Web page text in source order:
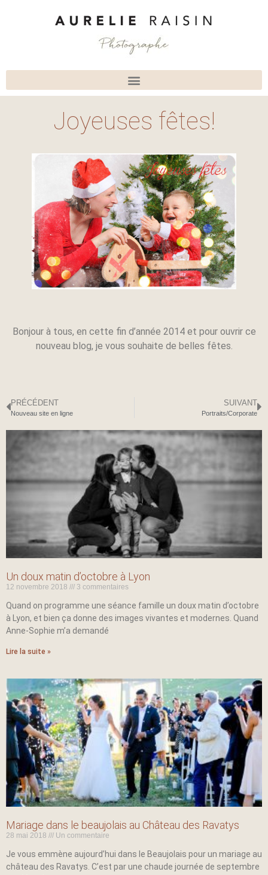
Joyeuses fêtes!
Bonjour à tous, en cette fin d’année 2014 et pour ouvrir ce
nouveau blog, je vous souhaite de belles fêtes.
PRÉCÉDENT
Nouveau site en ligne
SUIVANT
Portraits/Corporate
Un doux matin d’octobre à Lyon
12 novembre 2018 3 commentaires
Quand on programme une séance famille un doux matin d’octobre
à Lyon, et bien ça donne des images vivantes et modernes. Quand
Anne-Sophie m’a demandé
Lire la suite »
Mariage dans le beaujolais au Château des Ravatys
28 mai 2018 Un commentaire
Je vous emmène aujourd’hui dans le Beaujolais pour un mariage au
château des Ravatys. C’est par une chaude journée de septembre